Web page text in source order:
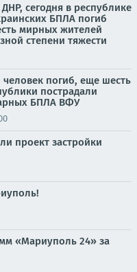
сегодня в республике
БПЛА погиб
мирных жителей
степени тяжести
погиб, еще шесть
пострадали
БПЛА ВФУ
проект застройки
«Мариуполь 24» за